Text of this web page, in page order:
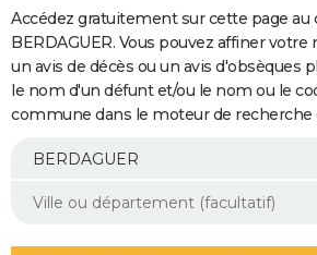
Programme TV
TNT
Streaming
Cinéma
Sorties cinéma
Musique
+
FINANCE
Impôts
Immobilier
Risques naturels par ville
Banque
Assurance
Crédit
AUTO
Essais
Réserver un essai
Citadines
Berlines
SUV
Forum auto
+
Mobiles
Meilleur smartphone
Internet
Ordinateurs
Jeux vidéo
Guide high-tech
Aménagement intérieur
Accédez gratuitement sur cette page au
BERDAGUER. Vous pouvez affiner
un avis de décès ou un avis d'obsèques
le nom d'un défunt et/ou le nom ou le
commune dans le moteur de recherche